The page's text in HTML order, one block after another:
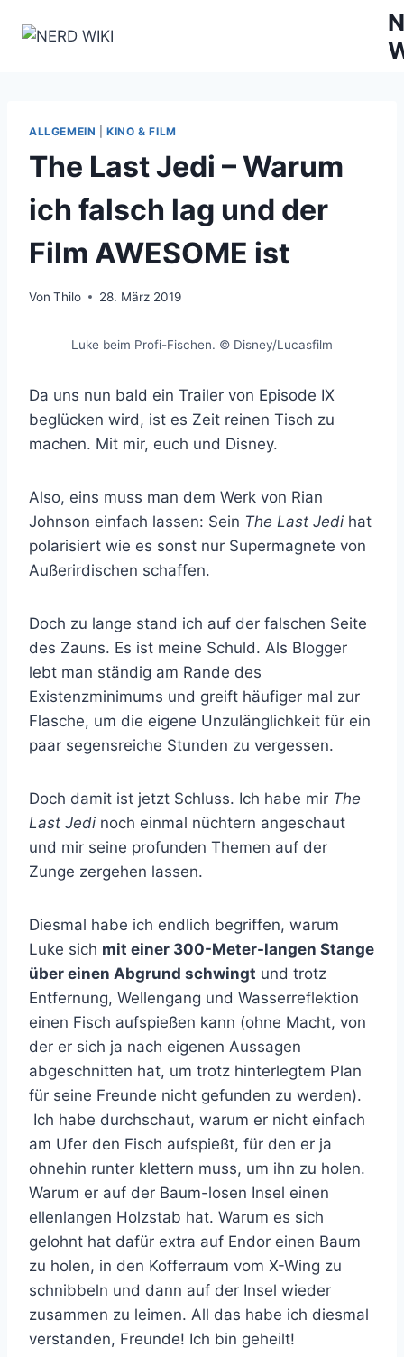
Inhalt
ALLGEMEIN |KINO & FILM
The Last Jedi – Warum
ich falsch lag und der
Film AWESOME ist
Von Thilo 28. März 2019
Luke beim Profi-Fischen. © Disney/Lucasfilm
Da uns nun bald ein Trailer von Episode IX
beglücken wird, ist es Zeit reinen Tisch zu
machen. Mit mir, euch und Disney.
Also, eins muss man dem Werk von Rian
Johnson einfach lassen: Sein The Last Jedi hat
polarisiert wie es sonst nur Supermagnete von
Außerirdischen schaffen.
Doch zu lange stand ich auf der falschen Seite
des Zauns. Es ist meine Schuld. Als Blogger
lebt man ständig am Rande des
Existenzminimums und greift häufiger mal zur
Flasche, um die eigene Unzulänglichkeit für ein
paar segensreiche Stunden zu vergessen.
Doch damit ist jetzt Schluss. Ich habe mir The
Last Jedi noch einmal nüchtern angeschaut
und mir seine profunden Themen auf der
Zunge zergehen lassen.
Diesmal habe ich endlich begriffen, warum
Luke sich mit einer 300-Meter-langen Stange
über einen Abgrund schwingt und trotz
Entfernung, Wellengang und Wasserreflektion
einen Fisch aufspießen kann (ohne Macht, von
der er sich ja nach eigenen Aussagen
abgeschnitten hat, um trotz hinterlegtem Plan
für seine Freunde nicht gefunden zu werden).
Ich habe durchschaut, warum er nicht einfach
am Ufer den Fisch aufspießt, für den er ja
ohnehin runter klettern muss, um ihn zu holen.
Warum er auf der Baum-losen Insel einen
ellenlangen Holzstab hat. Warum es sich
gelohnt hat dafür extra auf Endor einen Baum
zu holen, in den Kofferraum vom X-Wing zu
schnibbeln und dann auf der Insel wieder
zusammen zu leimen. All das habe ich diesmal
verstanden, Freunde! Ich bin geheilt!